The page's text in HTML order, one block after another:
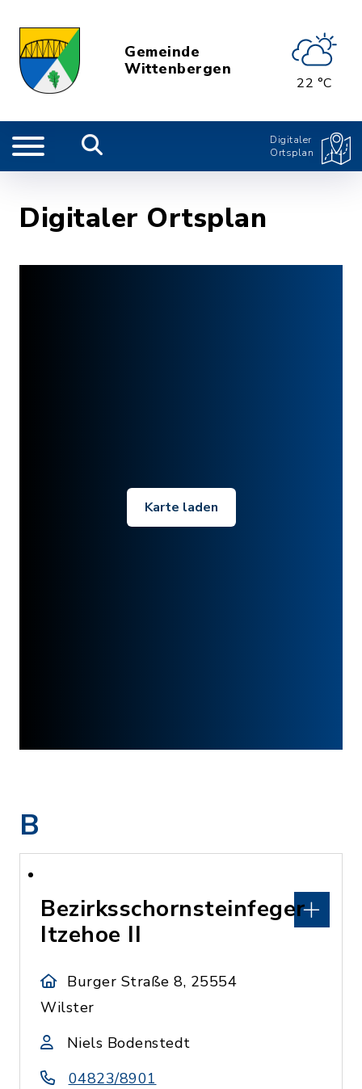
Gemeinde
Wittenbergen
22 °C
Digitaler
Ortsplan
Digitaler Ortsplan
Karte laden
B
Bezirksschornsteinfeger
Itzehoe II
Burger Straße 8, 25554
Wilster
Niels Bodenstedt
04823/8901